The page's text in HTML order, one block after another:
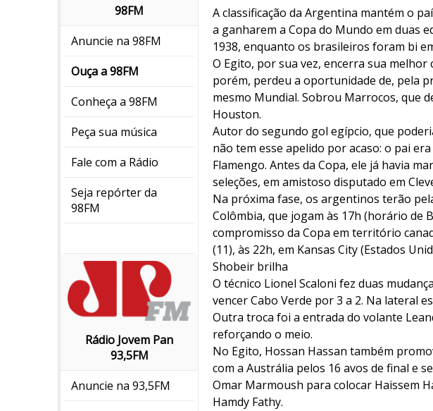
98FM
Anuncie na 98FM
Ouça a 98FM
Conheça a 98FM
Peça sua música
Fale com a Rádio
Seja repórter da
98FM
Rádio Jovem Pan
93,5FM
Anuncie na 93,5FM
A classificação da Argentina mantém o
a ganharem a Copa do Mundo em duas
1938, enquanto os brasileiros foram bi
O Egito, por sua vez, encerra sua
porém, perdeu a oportunidade de, pela
mesmo Mundial. Sobrou Marrocos, que
Houston.
Autor do segundo gol egípcio, que
não tem esse apelido por acaso: o pai
Flamengo. Antes da Copa, ele já havia
seleções, em amistoso disputado em
Na próxima fase, os argentinos terão
Colômbia, que jogam às 17h (horário de
compromisso da Copa em território
(11), às 22h, em Kansas City (Estados
Shobeir brilha
O técnico Lionel Scaloni fez duas
vencer Cabo Verde por 3 a 2. Na lateral
Outra troca foi a entrada do volante
reforçando o meio.
No Egito, Hossan Hassan também
com a Austrália pelos 16 avos de final e
Omar Marmoush para colocar Haissem
Hamdy Fathy.